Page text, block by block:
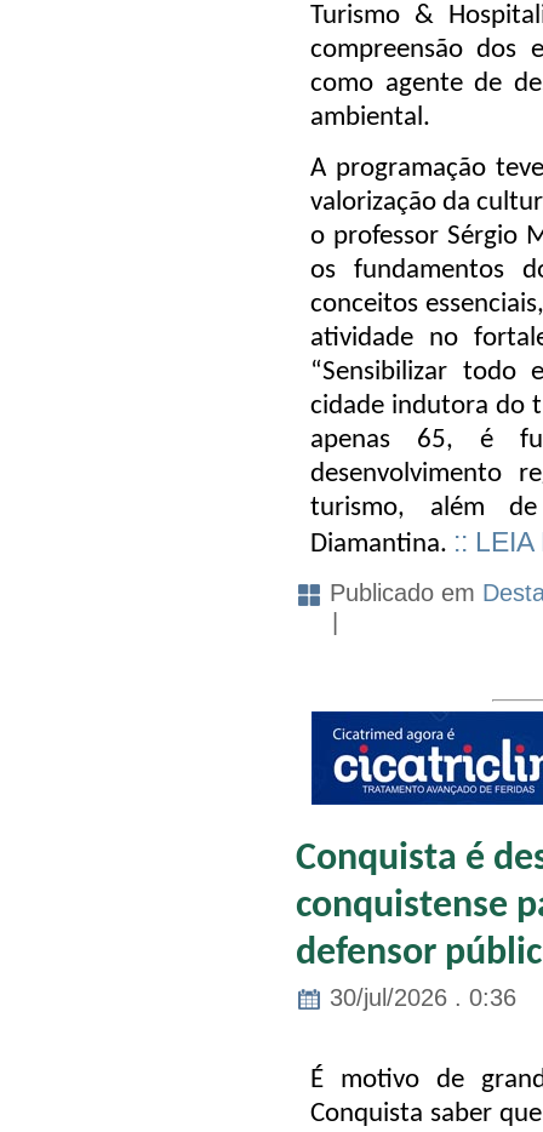
Turismo &
compreensão dos
como agente de
ambiental.
A programação
valorização da
o professor Sérgio
os fundamentos
conceitos
atividade no
“Sensibilizar todo
cidade indutora do
apenas 65, é
desenvolvimento
turismo, além
Diamantina. :: LEIA
Publicado em
|
Conquista é
conquistense
defensor
30/jul/2026 . 0:36
É motivo de
Conquista saber